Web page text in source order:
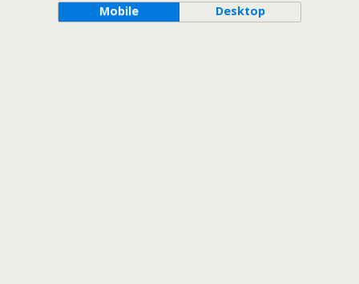
Mobile Desktop